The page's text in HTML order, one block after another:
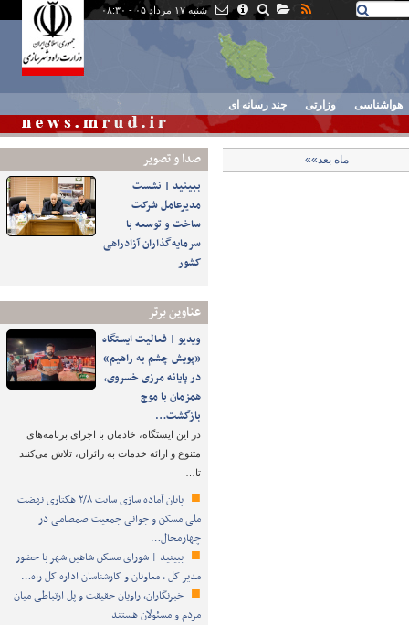
شنبه ۱۷ مرداد ۰۵ - ۰۸:۳۰
هواشناسی وزارتی چند رسانه ای
صدا و تصوير
ببینید | نشست
مدیرعامل شرکت
ساخت و توسعه با
سرمایه‌گذاران آزادراهی
کشور
عناوین برتر
️ویدیو | فعالیت ایستگاه
«پویش چشم به راهیم»
در پایانه مرزی خسروی،
همزمان با موج
بازگشت…
️در این ایستگاه، خادمان با اجرای برنامه‌های
متنوع و ارائه خدمات به زائران، تلاش می‌کنند
تا…
پایان آماده‌ سازی سایت ۲/۸ هکتاری نهضت
ملی مسکن و جوانی جمعیت صمصامی در
چهارمحال…
ببینید | شورای مسکن شاهین شهر با حضور
مدیر کل ، معاونان و کارشناسان اداره کل راه…
خبرنگاران، راویان حقیقت و پل ارتباطی میان
مردم و مسئولان هستند
ماه بعد»»